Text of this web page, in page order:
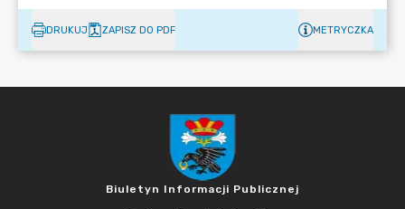
DRUKUJ ZAPISZ DO PDF METRYCZKA
Biuletyn Informacji Publicznej